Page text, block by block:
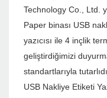
Technology Co., Ltd.
Paper binası USB
yazıcısı ile 4 inçlik
geliştirdiğimizi
standartlarıyla
USB Nakliye Etiketi